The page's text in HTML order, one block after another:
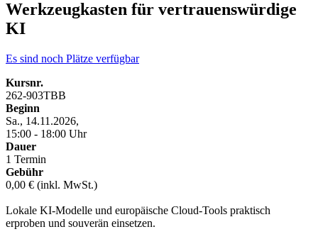
Werkzeugkasten für vertrauenswürdige
KI
Es sind noch Plätze verfügbar
Kursnr.
262-903TBB
Beginn
Sa., 14.11.2026,
15:00 - 18:00 Uhr
Dauer
1 Termin
Gebühr
0,00 € (inkl. MwSt.)
Lokale KI-Modelle und europäische Cloud-Tools praktisch
erproben und souverän einsetzen.